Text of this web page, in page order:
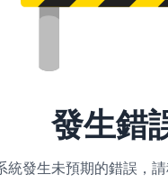
發生錯
統發生未預期的錯誤，請